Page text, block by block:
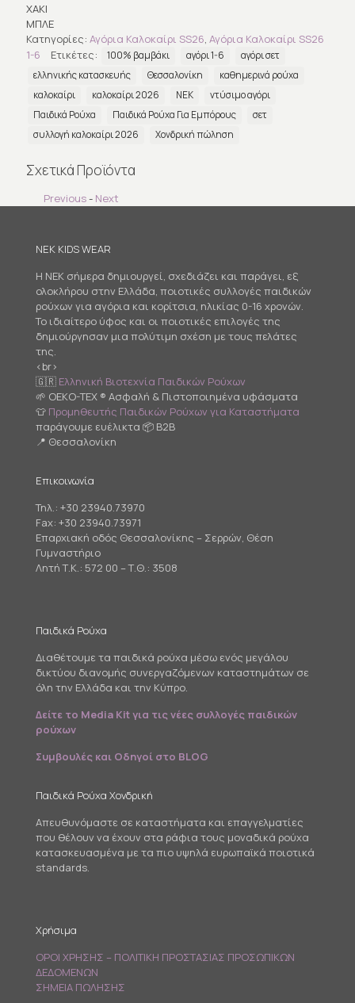
ΧΑΚΙ
ΜΠΛΕ
Κατηγορίες: Αγόρια Καλοκαίρι SS26, Αγόρια Καλοκαίρι SS26
1-6
Ετικέτες: 100% βαμβάκι αγόρι 1-6
αγόρι σετ
ελληνικής κατασκευής
Θεσσαλονίκη
καθημερινά ρούχα
καλοκαίρι
καλοκαίρι 2026 ΝΕΚ
ντύσιμο αγόρι
Παιδικά Ρούχα
Παιδικά Ρούχα Για Εμπόρους
σετ
συλλογή καλοκαίρι 2026
Χονδρική πώληση
Σχετικά Προϊόντα
Previous- Next
NEK KIDS WEAR
Η NEK σήμερα δημιουργεί, σχεδιάζει και παράγει, εξ
ολοκλήρου στην Ελλάδα, ποιοτικές συλλογές παιδικών
ρούχων για αγόρια και κορίτσια, ηλικίας 0-16 χρονών.
Το ιδιαίτερο ύφος και οι ποιοτικές επιλογές της
δημιούργησαν μια πολύτιμη σχέση με τους πελάτες
της.
<br>
🇬🇷 Ελληνική Βιοτεχνία Παιδικών Ρούχων
🌱 OEKO-TEX ® Ασφαλή & Πιστοποιημένα υφάσματα
👕 Προμηθευτής Παιδικών Ρούχων για Καταστήματα
παράγουμε ευέλικτα 📦 B2B
📍 Θεσσαλονίκη
Επικοινωνία
Τηλ.: +30 23940.73970
Fax: +30 23940.73971
Επαρχιακή οδός Θεσσαλονίκης – Σερρών, Θέση
Γυμναστήριο
Λητή Τ.Κ.: 572 00 – Τ.Θ.: 3508
Παιδικά Ρούχα
Διαθέτουμε τα παιδικά ρούχα μέσω ενός μεγάλου
δικτύου διανομής συνεργαζόμενων καταστημάτων σε
όλη την Ελλάδα και την Κύπρο.
Δείτε το Media Kit για τις νέες συλλογές παιδικών
ρούχων
Συμβουλές και Οδηγοί στο BLOG
Παιδικά Ρούχα Χονδρική
Απευθυνόμαστε σε καταστήματα και επαγγελματίες
που θέλουν να έχουν στα ράφια τους μοναδικά ρούχα
κατασκευασμένα με τα πιο υψηλά ευρωπαϊκά ποιοτικά
standards.
Χρήσιμα
ΟΡΟΙ ΧΡΗΣΗΣ – ΠΟΛΙΤΙΚΗ ΠΡΟΣΤΑΣΙΑΣ ΠΡΟΣΩΠΙΚΩΝ
ΔΕΔΟΜΕΝΩΝ
ΣΗΜΕΙΑ ΠΩΛΗΣΗΣ